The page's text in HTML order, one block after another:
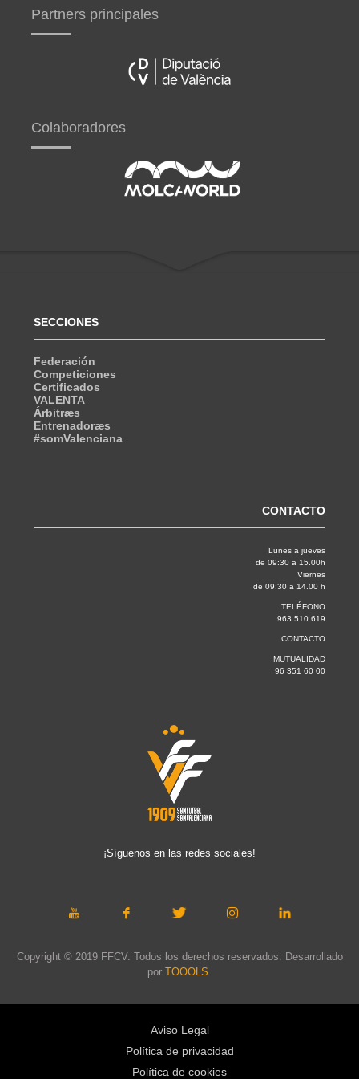
Partners principales
Colaboradores
SECCIONES
Federación
Competiciones
Certificados
VALENTA
Árbitræs
Entrenadoræs
#somValenciana
CONTACTO
Lunes a jueves
de 09:30 a 15.00h
Viernes
de 09:30 a 14.00 h
TELÉFONO
963 510 619
CONTACTO
MUTUALIDAD
96 351 60 00
¡Síguenos en las redes sociales!
Copyright © 2019 FFCV. Todos los derechos reservados. Desarrollado
por TOOOLS.
Aviso Legal
Política de privacidad
Política de cookies